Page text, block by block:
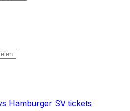
Hamburger SV tickets